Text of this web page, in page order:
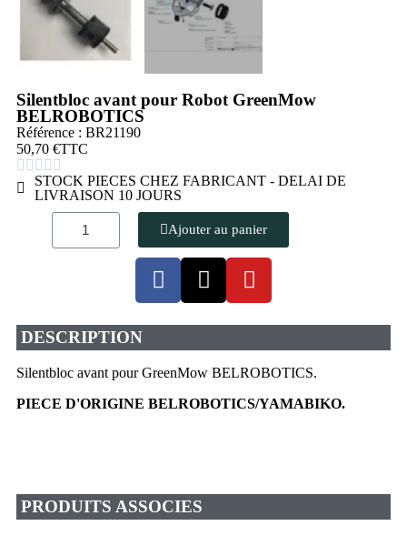
Silentbloc avant pour Robot GreenMow
BELROBOTICS
Référence : BR21190
50,70 €TTC
    
STOCK PIECES CHEZ FABRICANT - DELAI DE
LIVRAISON 10 JOURS
Ajouter au panier
DESCRIPTION
Silentbloc avant pour GreenMow BELROBOTICS.
PIECE D'ORIGINE BELROBOTICS/YAMABIKO.
PRODUITS ASSOCIES